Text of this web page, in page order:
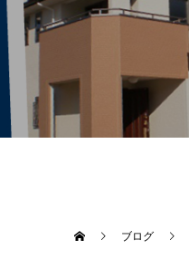
ブログ